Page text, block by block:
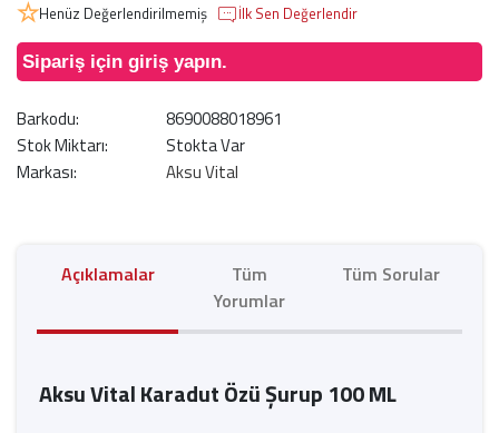
Henüz Değerlendirilmemiş İlk Sen Değerlendir
Sipariş için giriş yapın.
Barkodu:
8690088018961
Stok Miktarı:
Stokta Var
Markası:
Aksu Vital
Açıklamalar
Tüm
Yorumlar
Tüm Sorular
Aksu Vital Karadut Özü Şurup 100 ML